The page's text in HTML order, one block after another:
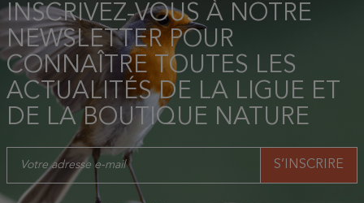
INSCRIVEZ-VOUS À NOTRE
NEWSLETTER POUR
CONNAÎTRE TOUTES LES
ACTUALITÉS DE LA LIGUE ET
DE LA BOUTIQUE NATURE